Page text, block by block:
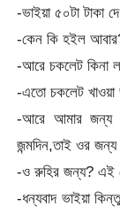
-ভাইয়া ৫০টা টাকা
-কেন কি হইল
-আরে চকলেট কিনা
-এতো চকলেট খাওয়া
-আরে আমার জন্য
জন্মদিন,তাই ওর
-ও রুহির জন্য? এই
-ধন্যবাদ ভাইয়া